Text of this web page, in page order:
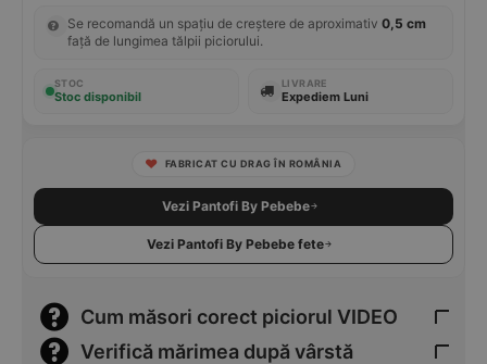
Se recomandă un spațiu de creștere de aproximativ 0,5 cm
față de lungimea tălpii piciorului.
STOC
Stoc disponibil
LIVRARE
Expediem Luni
FABRICAT CU DRAG ÎN ROMÂNIA
Vezi Pantofi By Pebebe
Vezi Pantofi By Pebebe fete
Cum măsori corect piciorul VIDEO
Verifică mărimea după vârstă